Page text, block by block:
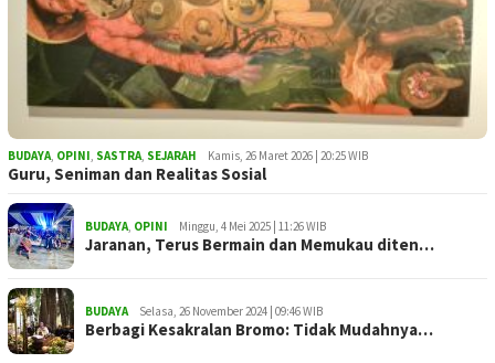
BUDAYA, OPINI, SASTRA, SEJARAH Kamis, 26 Maret 2026 | 20:25 WIB
Guru, Seniman dan Realitas Sosial
BUDAYA, OPINI Minggu, 4 Mei 2025 | 11:26 WIB
Jaranan, Terus Bermain dan Memukau diten…
BUDAYA Selasa, 26 November 2024 | 09:46 WIB
Berbagi Kesakralan Bromo: Tidak Mudahnya…